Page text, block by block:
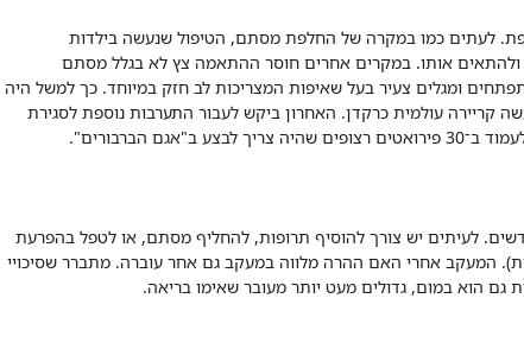
לעתים כמו במקרה של החלפת מסתם, הטיפול שנעשה בילדות
ולהתאים אותו. במקרים אחרים חוסר ההתאמה צץ לא בגלל מסתם
ומגלים צעיר בעל שאיפות המצריכות לב חזק במיוחד. כך למשל היה
קריירה עולמית כרקדן. האחרון ביקש לעבור התערבות נוספת לסגירת
הברבורים".
לעיתים יש צורך להוסיף תרופות, להחליף מסתם, או לטפל בהפרעת
המעקב אחרי האם ההרה מלווה במעקב גם אחר עוברה. מתברר שסיכויי
הוא במום, גדולים מעט יותר מעובר שאימו בריאה.